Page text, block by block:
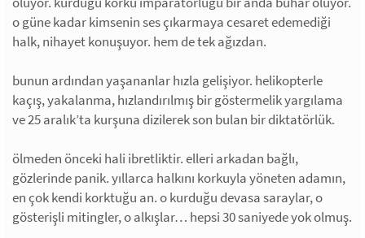
o güne kadar kimsenin ses çıkarmaya cesaret edemediği
halk, nihayet konuşuyor. hem de tek ağızdan.
bunun ardından yaşananlar hızla gelişiyor. helikopterle
kaçış, yakalanma, hızlandırılmış bir göstermelik yargılama
ve 25 aralık’ta kurşuna dizilerek son bulan bir diktatörlük.
ölmeden önceki hali ibretliktir. elleri arkadan bağlı,
gözlerinde panik. yıllarca halkını korkuyla yöneten adamın,
en çok kendi korktuğu an. o kurduğu devasa saraylar, o
gösterişli mitingler, o alkışlar… hepsi 30 saniyede yok olmuş.